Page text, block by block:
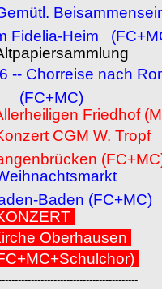
Heim
-- Chorreise nach
Friedhof
CGM W. Tropf
(FC+MC)
Oberhausen